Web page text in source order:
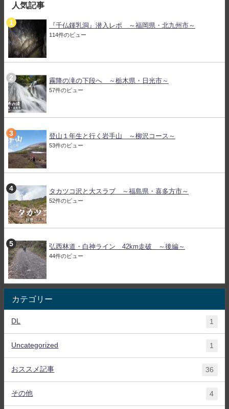
人気記事
『千仏鍾乳洞』潜入レポ ～福岡県・北九州市～
114件のビュー
霧降の滝の下段へ ～栃木県・日光市～
57件のビュー
登山１年生と行く岩手山 ～柳沢コース～
53件のビュー
タカツコ沢と大スラブ ～福島県・喜多方市～
52件のビュー
弘西林道・白神ライン 42km走破 ～後編～
44件のビュー
カテゴリー
DL 1
Uncategorized 1
おススメ記事 36
その他 4